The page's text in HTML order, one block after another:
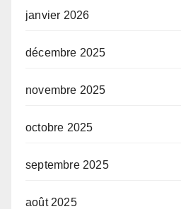
janvier 2026
décembre 2025
novembre 2025
octobre 2025
septembre 2025
août 2025